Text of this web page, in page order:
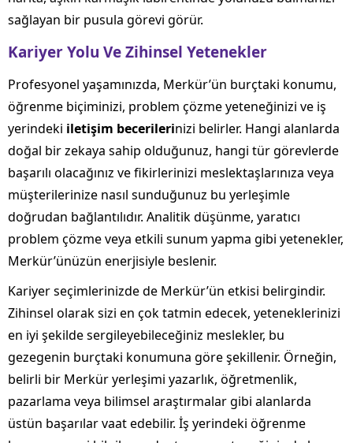
sağlayan bir pusula görevi görür.
Kariyer Yolu Ve Zihinsel Yetenekler
Profesyonel yaşamınızda, Merkür’ün burçtaki konumu,
öğrenme biçiminizi, problem çözme yeteneğinizi ve iş
yerindeki iletişim becerilerinizi belirler. Hangi alanlarda
doğal bir zekaya sahip olduğunuz, hangi tür görevlerde
başarılı olacağınız ve fikirlerinizi meslektaşlarınıza veya
müşterilerinize nasıl sunduğunuz bu yerleşimle
doğrudan bağlantılıdır. Analitik düşünme, yaratıcı
problem çözme veya etkili sunum yapma gibi yetenekler,
Merkür’ünüzün enerjisiyle beslenir.
Kariyer seçimlerinizde de Merkür’ün etkisi belirgindir.
Zihinsel olarak sizi en çok tatmin edecek, yeteneklerinizi
en iyi şekilde sergileyebileceğiniz meslekler, bu
gezegenin burçtaki konumuna göre şekillenir. Örneğin,
belirli bir Merkür yerleşimi yazarlık, öğretmenlik,
pazarlama veya bilimsel araştırmalar gibi alanlarda
üstün başarılar vaat edebilir. İş yerindeki öğrenme